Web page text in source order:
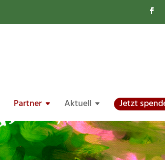
Partner Aktuell Jetzt